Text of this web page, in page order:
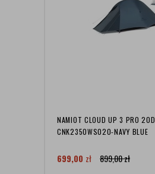
NAMIOT CLOUD UP 3 PRO 20D
CNK2350WS020-NAVY BLUE
699,00 zł 899,00zł